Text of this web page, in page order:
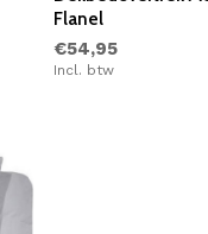
Flanel
€54,95
Incl. btw